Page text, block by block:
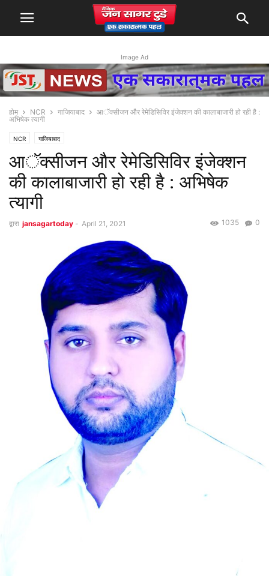
Image Ad
होम NCR गाजियाबाद
आॅक्सीजन और रेमेडिसिविर इंजेक्शन की कालाबाजारी हो रही है :
अभिषेक त्यागी
NCR गाजियाबाद
आॅक्सीजन और रेमेडिसिविर इंजेक्शन
की कालाबाजारी हो रही है : अभिषेक
त्यागी
द्वारा jansagartoday - April 21, 2021 0
1035